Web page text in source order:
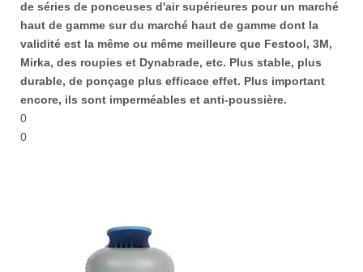
de séries de ponceuses d'air supérieures pour un marché
haut de gamme sur du marché haut de gamme dont la
validité est la même ou même meilleure que Festool, 3M,
Mirka, des roupies et Dynabrade, etc. Plus stable, plus
durable, de ponçage plus efficace effet. Plus important
encore, ils sont imperméables et anti-poussière.
0
0